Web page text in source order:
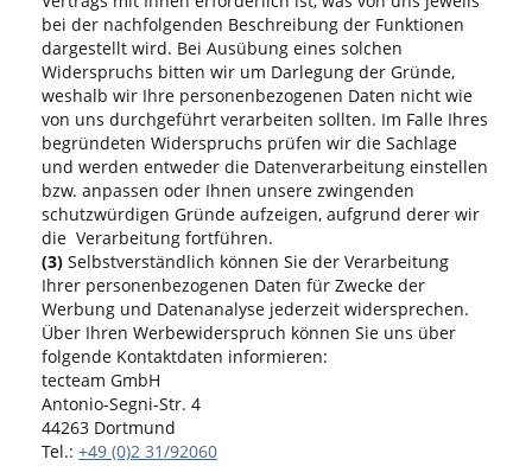
bei der nachfolgenden Beschreibung der Funktionen
dargestellt wird. Bei Ausübung eines solchen
Widerspruchs bitten wir um Darlegung der Gründe,
weshalb wir Ihre personenbezogenen Daten nicht wie
von uns durchgeführt verarbeiten sollten. Im Falle Ihres
begründeten Widerspruchs prüfen wir die Sachlage
und werden entweder die Datenverarbeitung einstellen
bzw. anpassen oder Ihnen unsere zwingenden
schutzwürdigen Gründe aufzeigen, aufgrund derer wir
die Verarbeitung fortführen.
(3) Selbstverständlich können Sie der Verarbeitung
Ihrer personenbezogenen Daten für Zwecke der
Werbung und Datenanalyse jederzeit widersprechen.
Über Ihren Werbewiderspruch können Sie uns über
folgende Kontaktdaten informieren:
tecteam GmbH
Antonio-Segni-Str. 4
44263 Dortmund
Tel.: +49 (0)2 31/92060